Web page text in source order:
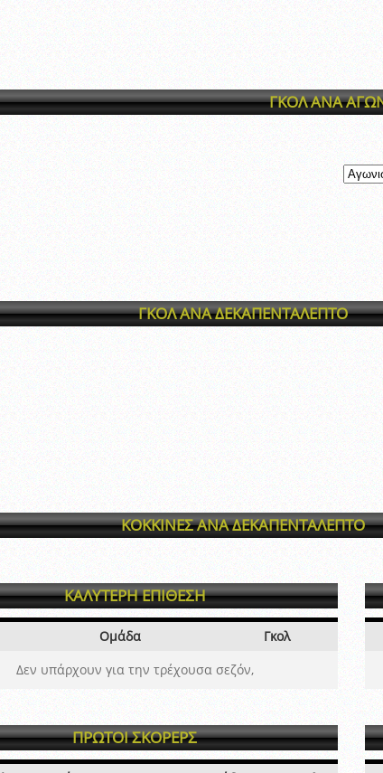
ΓΚΟΛ ΑΝΑ
ΓΚΟΛ ΑΝΑ ΔΕΚΑΠΕΝΤΑΛΕΠΤΟ
ΚΟΚΚΙΝΕΣ ΑΝΑ ΔΕΚΑΠΕΝΤΑΛΕΠΤΟ
ΚΑΛΥΤΕΡΗ ΕΠΙΘΕΣΗ
Ομάδα
Γκολ
Δεν υπάρχουν για την τρέχουσα σεζόν,
ΠΡΩΤΟΙ ΣΚΟΡΕΡΣ